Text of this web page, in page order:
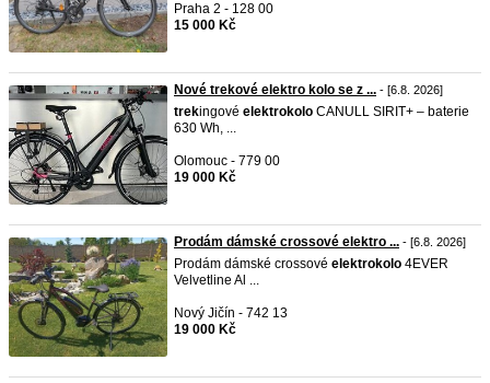
Praha 2 - 128 00
15 000 Kč
Nové trekové elektro kolo se z ... - [6.8. 2026]
trekingové elektrokolo CANULL SIRIT+ – baterie
630 Wh, ...
Olomouc - 779 00
19 000 Kč
Prodám dámské crossové elektro ... - [6.8. 2026]
Prodám dámské crossové elektrokolo 4EVER
Velvetline Al ...
Nový Jičín - 742 13
19 000 Kč